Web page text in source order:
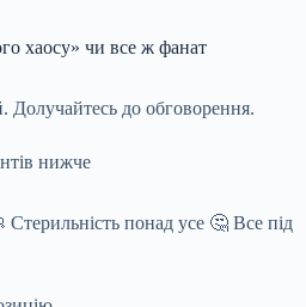
хаосу» чи все ж фанат
Долучайтесь до обговорення.
нижче
понад усе 🤔 Все під